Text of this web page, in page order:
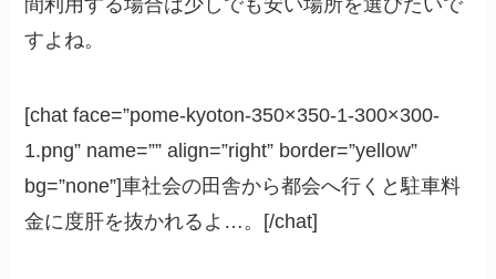
すよね。
[chat face=”pome-kyoton-350×350-1-300×300-
1.png” name=”” align=”right” border=”yellow”
bg=”none”]車社会の田舎から都会へ行くと駐車料
金に度肝を抜かれるよ…。[/chat]